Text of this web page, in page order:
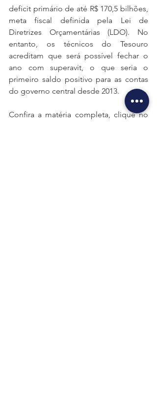
deficit primário de até R$ 170,5 bilhões,
meta fiscal definida pela Lei de
Diretrizes Orçamentárias (LDO). No
entanto, os técnicos do Tesouro
acreditam que será possível fechar o
ano com superavit, o que seria o
primeiro saldo positivo para as contas
do governo central desde 2013.
Confira a matéria completa, clique no